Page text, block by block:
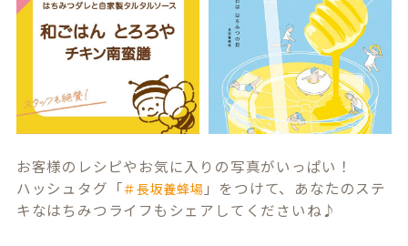
お客様のレシピやお気に入りの写真がいっぱい！
ハッシュタグ「＃長坂養蜂場 」をつけて、あなたのステ
キなはちみつライフもシェアしてくださいね♪